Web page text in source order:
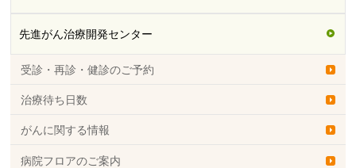
先進がん治療開発センター
受診・再診・健診のご予約
治療待ち日数
がんに関する情報
病院フロアのご案内